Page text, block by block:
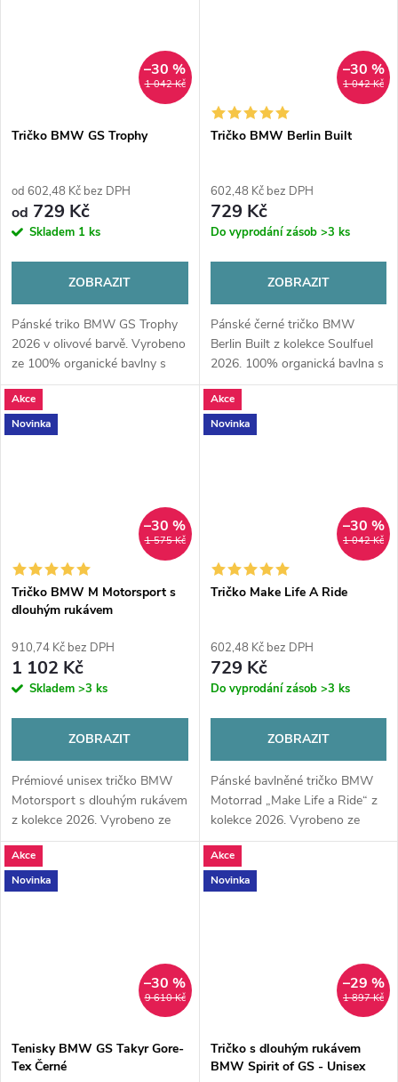
1 042 Kč
–30 %
Tričko BMW GS Trophy
od 602,48 Kč bez DPH
od 729 Kč
Skladem 1 ks
ZOBRAZIT
Pánské triko BMW GS Trophy
2026 v olivové barvě. Vyrobeno
ze 100% organické bavlny s
velkým potiskem na zádech.
Ikonický styl a maximální
komfort pro fanoušky největší
1 042 Kč
–30 %
Tričko BMW Berlin Built
602,48 Kč bez DPH
729 Kč
Do vyprodání zásob >3 ks
ZOBRAZIT
Pánské černé tričko BMW
Berlin Built z kolekce Soulfuel
2026. 100% organická bavlna s
karbonovou úpravou, klasický
střih a hrdý nápis odkazující na
berlínskou tradici výroby.
Akce
Novinka
1 575 Kč
–30 %
Tričko BMW M Motorsport s
dlouhým rukávem
910,74 Kč bez DPH
1 102 Kč
Skladem >3 ks
ZOBRAZIT
Prémiové unisex tričko BMW
Motorsport s dlouhým rukávem
z kolekce 2026. Vyrobeno ze
100% organické bavlny v
námořnické modré. Výrazné
loga na zádech a nápis na
Akce
Novinka
1 042 Kč
–30 %
Tričko Make Life A Ride
602,48 Kč bez DPH
729 Kč
Do vyprodání zásob >3 ks
ZOBRAZIT
Pánské bavlněné tričko BMW
Motorrad „Make Life a Ride“ z
kolekce 2026. Vyrobeno ze
100% organické bavlny pro
maximální komfort. Klasický
styl s grafikou na zádech.
Akce
Novinka
9 610 Kč
–30 %
Tenisky BMW GS Takyr Gore-
Tex Černé
Akce
Novinka
1 897 Kč
–29 %
Tričko s dlouhým rukávem
BMW Spirit of GS - Unisex